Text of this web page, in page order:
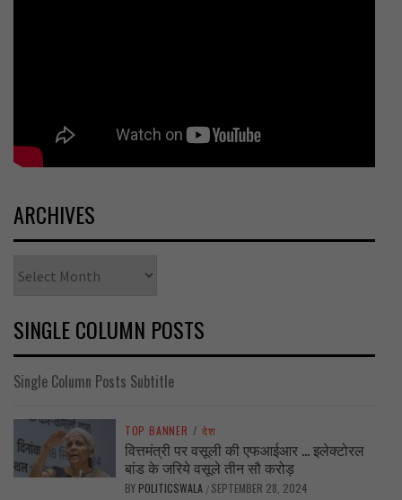
ARCHIVES
SINGLE COLUMN POSTS
Single Column Posts Subtitle
TOP BANNER / देश
वित्तमंत्री पर वसूली की एफआईआर … इलेक्टोरल
बांड के जरिये वसूले तीन सौ करोड़
BY POLITICSWALA / SEPTEMBER 28, 2024